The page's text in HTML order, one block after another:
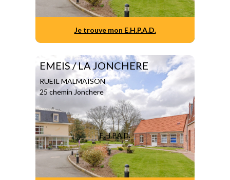
Je trouve mon E.H.P.A.D.
EMEIS / LA JONCHERE
RUEIL MALMAISON
25 chemin Jonchere
E.H.P.A.D.